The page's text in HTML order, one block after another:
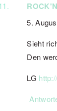
5.
Sieht
Den
LG